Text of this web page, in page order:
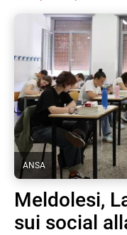
ANSA
Meldolesi,
sui social